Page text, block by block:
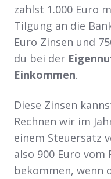
zahlst 1.000 Euro
Tilgung an die
Euro Zinsen und
du bei der
Einkommen.
Diese Zinsen
Rechnen wir im
einem Steuersatz
also 900 Euro
bekommen, wenn